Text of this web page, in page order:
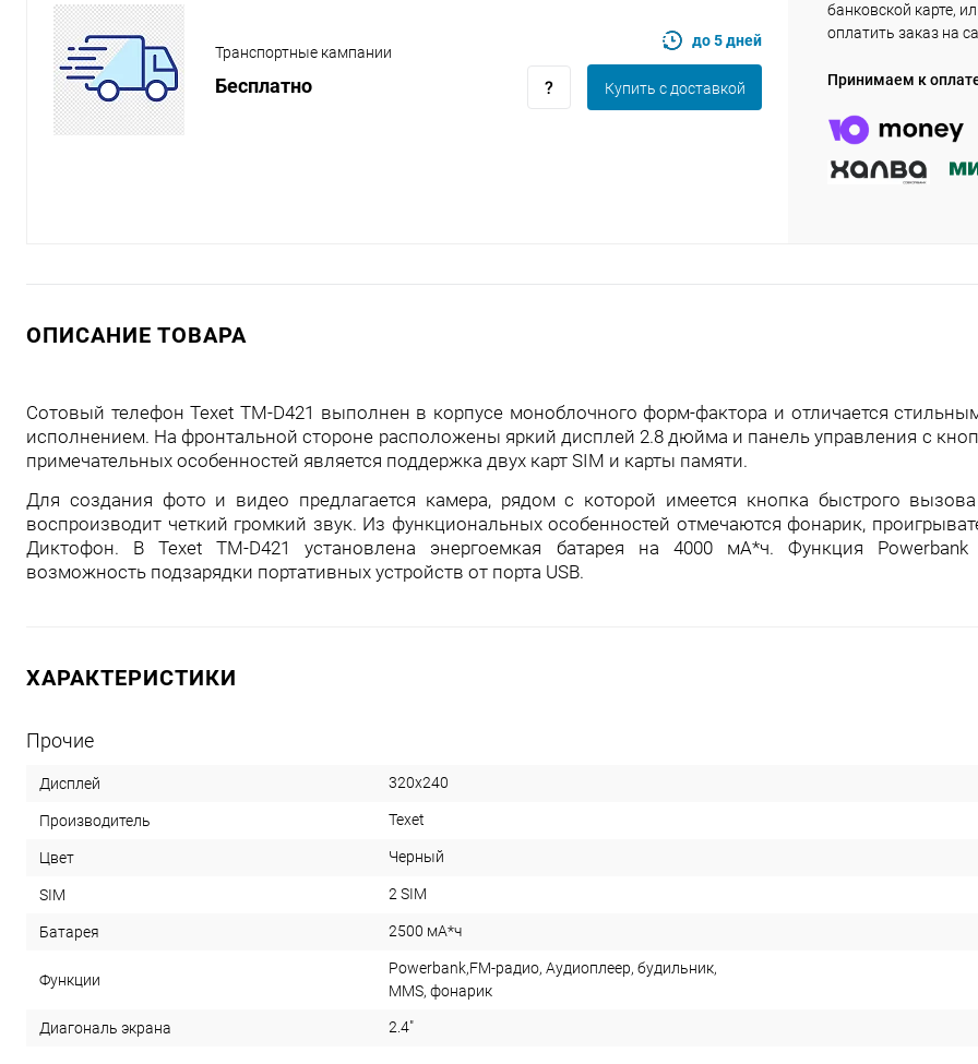
Транспортные кампании
Бесплатно
до 5 дней
Купить c доставкой
банковской карте,
оплатить заказ на
Принимаем к
ОПИСАНИЕ ТОВАРА
Сотовый телефон Texet TM-D421 выполнен в корпусе моноблочного форм-фактора и отличается
исполнением. На фронтальной стороне расположены яркий дисплей 2.8 дюйма и панель управления с
примечательных особенностей является поддержка двух карт SIM и карты памяти.
Для создания фото и видео предлагается камера, рядом с которой имеется кнопка быстрого
воспроизводит четкий громкий звук. Из функциональных особенностей отмечаются фонарик,
Диктофон. В Texet TM-D421 установлена энергоемкая батарея на 4000 мА*ч. Функция Powerbank
возможность подзарядки портативных устройств от порта USB.
ХАРАКТЕРИСТИКИ
Прочие
Дисплей 320х240
Производитель Texet
Цвет Черный
SIM 2 SIM
Батарея 2500 мА*ч
Функции
Powerbank,FM-радио, Аудиоплеер, будильник,
MMS, фонарик
Диагональ экрана 2.4"
plait.ru